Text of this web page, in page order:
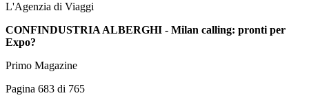
L'Agenzia di Viaggi
CONFINDUSTRIA ALBERGHI - Milan calling: pronti per
Expo?
Primo Magazine
Pagina 683 di 765